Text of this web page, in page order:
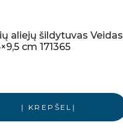
aliejų šildytuvas Veidas
cm 171365
Į KREPŠELĮ